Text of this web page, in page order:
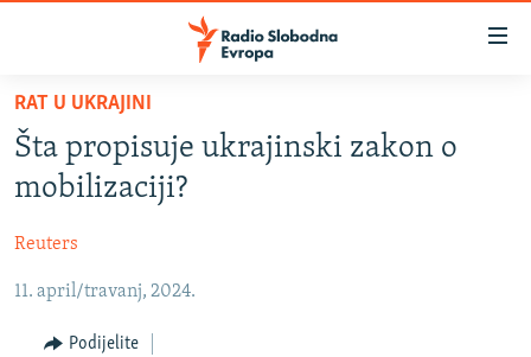
Pređite
na
glavni
sadržaj
na
navigaciju
Pređite
VIJESTI
BOSNA I HERCEGOVINA
KOSOVO
CRNA GORA
VIZUELNO
RAT U UKRAJINI
Šta propisuje ukrajinski zakon o
mobilizaciji?
Reuters
11. april/travanj, 2024.
Podijelite